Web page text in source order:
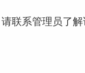
联系管理员了